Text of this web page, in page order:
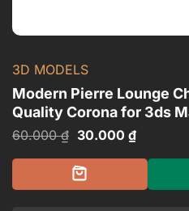
3D MODELS
Modern Pierre Lounge
Quality Corona for 3ds
60.000₫ Giá
là:
60.000 ₫.
30.000 ₫Giá
hiện
tại
30.000 ₫.